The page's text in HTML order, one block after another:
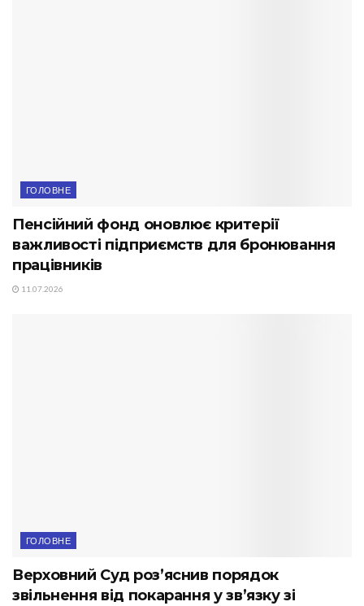
ГОЛОВНЕ
Пенсійний фонд оновлює критерії
важливості підприємств для бронювання
працівників
11.07.2026
ГОЛОВНЕ
Верховний Суд роз’яснив порядок
звільнення від покарання у зв’язку зі